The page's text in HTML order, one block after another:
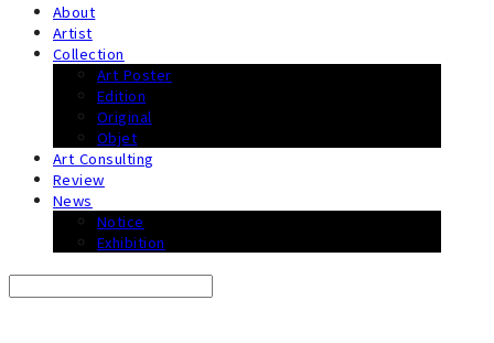
About
Artist
Collection
Art Poster
Edition
Original
Objet
Art Consulting
Review
News
Notice
Exhibition